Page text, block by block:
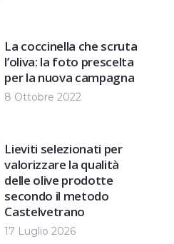
La coccinella che scruta
l’oliva: la foto prescelta
per la nuova campagna
8 Ottobre 2022
Lieviti selezionati per
valorizzare la qualità
delle olive prodotte
secondo il metodo
Castelvetrano
17 Luglio 2026